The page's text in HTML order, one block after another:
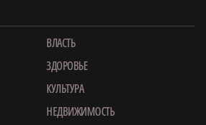
ВЛАСТЬ
ЗДОРОВЬЕ
КУЛЬТУРА
НЕДВИЖИМОСТЬ